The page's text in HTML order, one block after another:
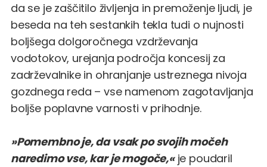
da se je zaščitilo življenja in premoženje ljudi, je
beseda na teh sestankih tekla tudi o nujnosti
boljšega dolgoročnega vzdrževanja
vodotokov, urejanja področja koncesij za
zadrževalnike in ohranjanje ustreznega nivoja
gozdnega reda – vse namenom zagotavljanja
boljše poplavne varnosti v prihodnje.
»Pomembno je, da vsak po svojih močeh
naredimo vse, kar je mogoče,«je poudaril